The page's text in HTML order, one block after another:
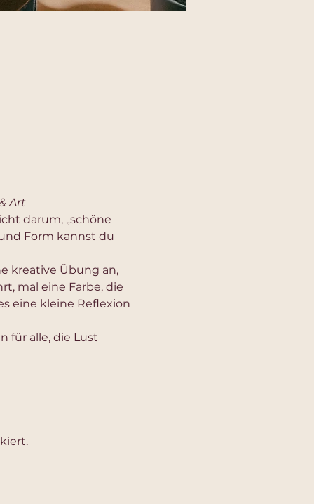
Art
darum, „schöne
Form kannst du
kreative Übung an,
mal eine Farbe, die
eine kleine Reflexion
für alle, die Lust